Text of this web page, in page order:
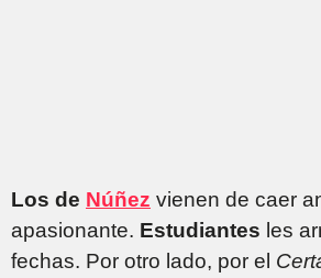
Los de Núñez vienen de caer
apasionante. Estudiantes les
fechas. Por otro lado, por el